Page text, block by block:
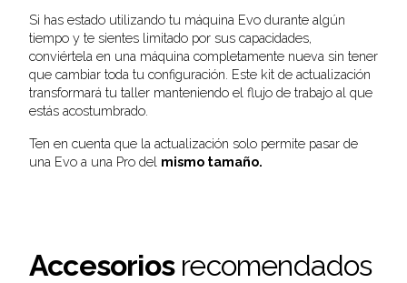
Si has estado utilizando tu máquina Evo durante algún
tiempo y te sientes limitado por sus capacidades,
conviértela en una máquina completamente nueva sin tener
que cambiar toda tu configuración. Este kit de actualización
transformará tu taller manteniendo el flujo de trabajo al que
estás acostumbrado.
Ten en cuenta que la actualización solo permite pasar de
una Evo a una Pro del mismo tamaño.
Accesoriosrecomendados